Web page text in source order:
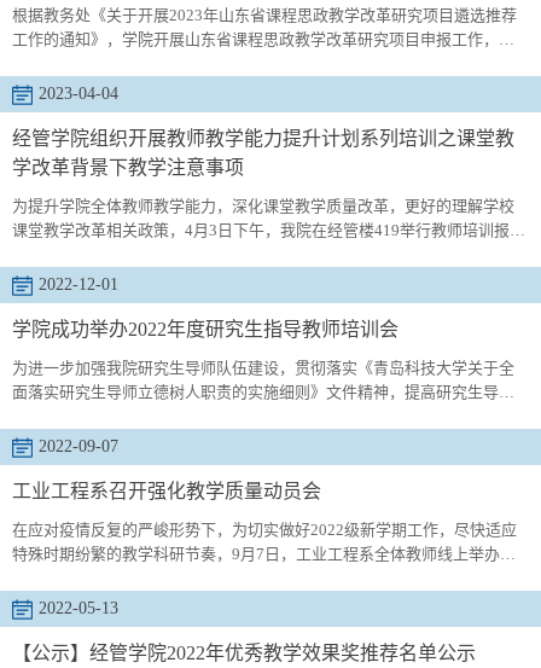
根据教务处《关于开展2023年山东省课程思政教学改革研究项目遴选推荐
工作的通知》，学院开展山东省课程思政教学改革研究项目申报工作，经
思政教学改革研究项目，名单如下：序号项目名称主持人1国家一流专业思
政体系构建研究——以国际经济与贸易专业为例张同功如有异议，请于
2023年4月17日前到经管学院办公室510反映，联系电话：0532-
88958952。
2023-04-04
经管学院组织开展教师教学能力提升计划系列培训之课堂教
学改革背景下教学注意事项
为提升学院全体教师教学能力，深化课堂教学质量改革，更好的理解学校
课堂教学改革相关政策，4月3日下午，我院在经管楼419举行教师培训报告
意事项》的报告。牛宝卫从文件依据、规范课堂教学、推行课堂教学改
革、考试与成绩录入、试卷归档、教学工作考核等方面入手，详细介绍推
行课堂教学改革相关政策，对课堂教学的新要求、新变化，深入解答老师
2022-12-01
学院成功举办2022年度研究生指导教师培训会
为进一步加强我院研究生导师队伍建设，贯彻落实《青岛科技大学关于全
面落实研究生导师立德树人职责的实施细则》文件精神，提高研究生导师
理学院于11月28日举办了2022年度研究生指导教师培训会。学院全体研究
生导师通过线上线下相结合的方式参加了培训会。培训会由副院长姜铭主
持，并对照《研究生指导教师工作手册》学习国家、学校研究生教育相关
2022-09-07
工业工程系召开强化教学质量动员会
在应对疫情反复的严峻形势下，为切实做好2022级新学期工作，尽快适应
特殊时期纷繁的教学科研节奏，9月7日，工业工程系全体教师线上举办强
于龙振主持。首先，于龙振介绍了会议召开的背景，指出学校通过开展随
机课堂走访活动、广泛收集信息，目前已基于各类信息反馈对广大教师教
学开展提出了意见建议和殷切期盼。在疫情反复的严峻形势下，全体教师
2022-05-13
【公示】经管学院2022年优秀教学效果奖推荐名单公示